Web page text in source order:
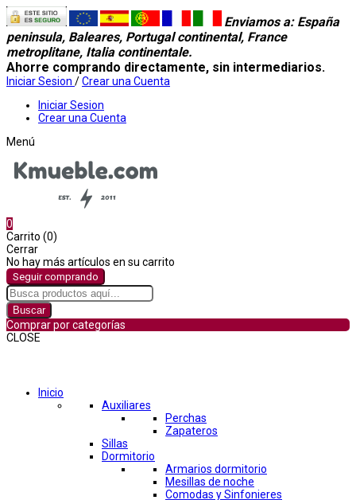
Enviamos a: España
peninsula, Baleares, Portugal continental, France
metroplitane, Italia continentale.
Ahorre comprando directamente, sin intermediarios.
Iniciar Sesion /Crear una Cuenta
Iniciar Sesion
Crear una Cuenta
Menú
0
Carrito (0)
Cerrar
No hay más artículos en su carrito
Seguir comprando
Buscar
Comprar por categorías
CLOSE
Inicio
Auxiliares
Perchas
Zapateros
Sillas
Dormitorio
Armarios dormitorio
Mesillas de noche
Comodas y Sinfonieres